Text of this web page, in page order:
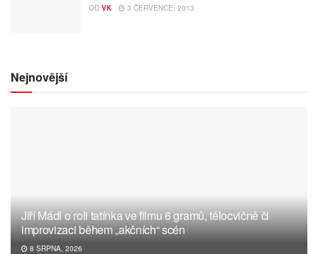
OD VK 3 ČERVENCE, 2013
Nejnovější
Jiří Mádl o roli tatínka ve filmu 6 gramů, tělocvičně či
improvizaci během „akčních“ scén
8 SRPNA, 2026